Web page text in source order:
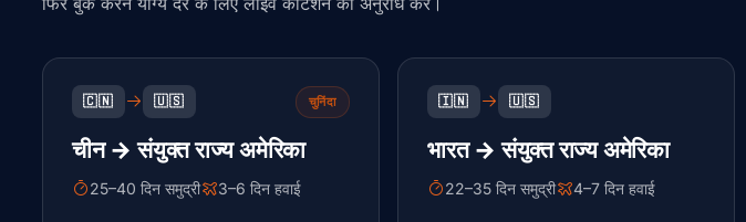
🇨🇳 🇺🇸 चुनिंदा
चीन → संयुक्त राज्य अमेरिका
25–40 दिन समुद्री 3–6 दिन हवाई
🇮🇳 🇺🇸
भारत → संयुक्त राज्य अमेरिका
22–35 दिन समुद्री 4–7 दिन हवाई